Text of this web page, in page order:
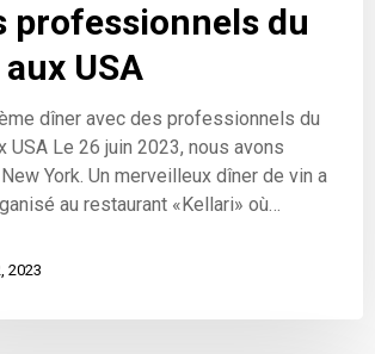
professionnels du
USA
dîner avec des professionnels du
USA Le 26 juin 2023, nous avons
York. Un merveilleux dîner de vin a
au restaurant «Kellari» où…
2023